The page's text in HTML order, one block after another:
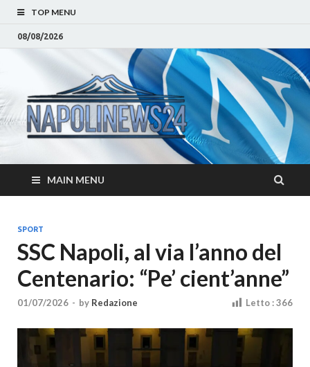
TOP MENU
08/08/2026
–
Napoli
Moda e
Cultura
Notizie sulla citta di
Napoli e Campania
Eventi, Sport
MAIN MENU
SPORT
SSC Napoli, al via l’anno del
Centenario: “Pe’ cient’anne”
01/07/2026 - by Redazione Letto :366